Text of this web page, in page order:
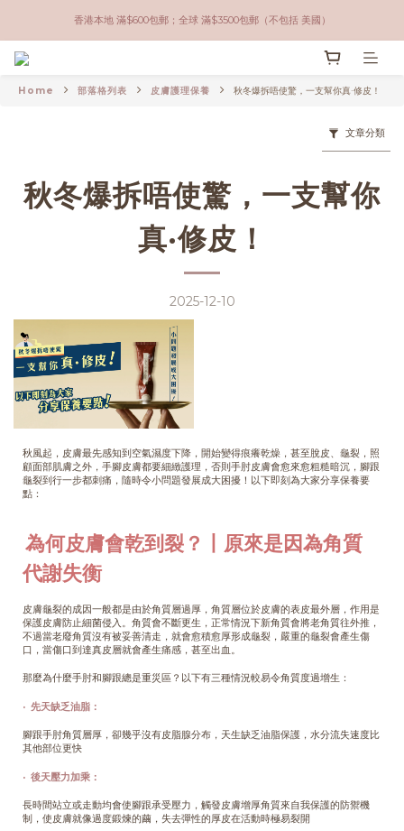
香港本地 滿$600包郵；全球 滿$3500包郵（不包括 美國）
香港本地 滿$600包郵；全球 滿$3500包郵（不包括 美國）
Home 部落格列表 皮膚護理保養 秋冬爆拆唔使驚，一支幫你真·修皮！
文章分類
秋冬爆拆唔使驚，一支幫你
真·修皮！
2025-12-10
秋風起，皮膚最先感知到空氣濕度下降，開始變得痕癢乾燥，甚至脫皮、龜裂，照
顧面部肌膚之外，手腳皮膚都要細緻護理，否則手肘皮膚會愈來愈粗糙暗沉，腳跟
龜裂到行一步都刺痛，隨時令小問題發展成大困擾！以下即刻為大家分享保養要
點：
為何皮膚會乾到裂？丨原來是因為角質
代謝失衡
皮膚龜裂的成因一般都是由於角質層過厚，角質層位於皮膚的表皮最外層，作用是
保護皮膚防止細菌侵入。角質會不斷更生，正常情況下新角質會將老角質往外推，
不過當老廢角質沒有被妥善清走，就會愈積愈厚形成龜裂，嚴重的龜裂會產生傷
口，當傷口到達真皮層就會產生痛感，甚至出血。
那麼為什麼手肘和腳跟總是重災區？以下有三種情況較易令角質度過增生：
· 先天缺乏油脂：
腳跟手肘角質層厚，卻幾乎沒有皮脂腺分布，天生缺乏油脂保護，水分流失速度比
其他部位更快
· 後天壓力加乘：
長時間站立或走動均會使腳跟承受壓力，觸發皮膚增厚角質來自我保護的防禦機
制，使皮膚就像過度鍛煉的繭，失去彈性的厚皮在活動時極易裂開